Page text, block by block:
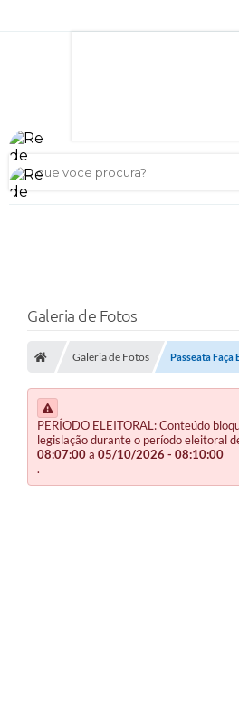
O que voce procura?
Galeria de Fotos
Galeria de Fotos Passeata Faça
PERÍODO ELEITORAL: Conteúdo
legislação durante o período eleitoral
08:07:00a 05/10/2026 - 08:10:00
.